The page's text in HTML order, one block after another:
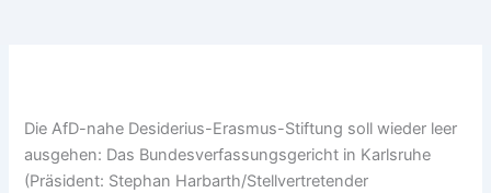
Die AfD-nahe Desiderius-Erasmus-Stiftung soll wieder leer
ausgehen: Das Bundesverfassungsgericht in Karlsruhe
(Präsident: Stephan Harbarth/Stellvertretender